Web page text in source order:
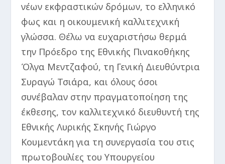
νέων εκφραστικών δρόμων, το ελληνικό
φως και η οικουμενική καλλιτεχνική
γλώσσα. Θέλω να ευχαριστήσω θερμά
την Πρόεδρο της Εθνικής Πινακοθήκης
Όλγα Μεντζαφού, τη Γενική Διευθύντρια
Συραγώ Τσιάρα, και όλους όσοι
συνέβαλαν στην πραγματοποίηση της
έκθεσης, τον καλλιτεχνικό διευθυντή της
Εθνικής Λυρικής Σκηνής Γιώργο
Κουμεντάκη για τη συνεργασία του στις
πρωτοβουλίες του Υπουργείου